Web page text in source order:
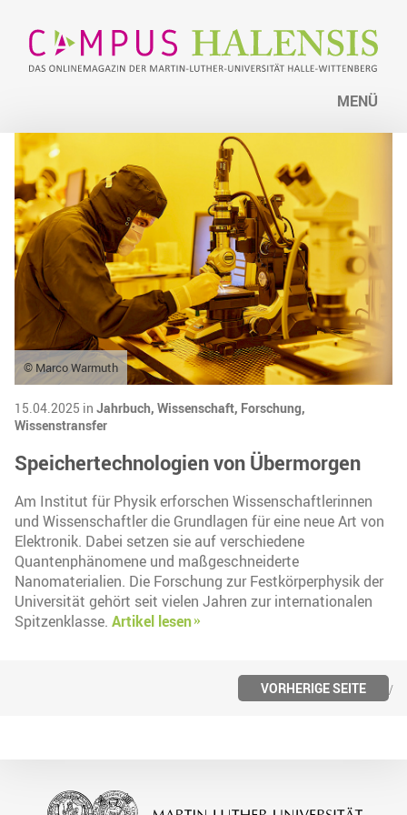
MENÜ
© Marco Warmuth
15.04.2025 in Jahrbuch, Wissenschaft, Forschung,
Wissenstransfer
Speichertechnologien von Übermorgen
Am Institut für Physik erforschen Wissenschaftlerinnen
und Wissenschaftler die Grundlagen für eine neue Art von
Elektronik. Dabei setzen sie auf verschiedene
Quantenphänomene und maßgeschneiderte
Nanomaterialien. Die Forschung zur Festkörperphysik der
Universität gehört seit vielen Jahren zur internationalen
Spitzenklasse. Artikel lesen
VORHERIGE SEITE